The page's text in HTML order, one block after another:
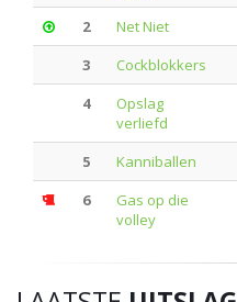
2 Net Niet
3
Cockblokkers
4
Opslag
verliefd
5 Kanniballen
6
Gas op die
volley